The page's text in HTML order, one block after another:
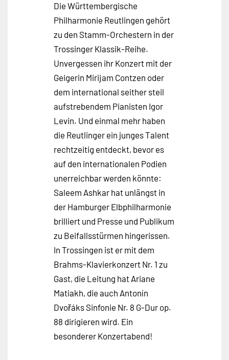
Die Württembergische
Philharmonie Reutlingen gehört
zu den Stamm-Orchestern in der
Trossinger Klassik-Reihe.
Unvergessen ihr Konzert mit der
Geigerin Mirijam Contzen oder
dem international seither steil
aufstrebendem Pianisten Igor
Levin. Und einmal mehr haben
die Reutlinger ein junges Talent
rechtzeitig entdeckt, bevor es
auf den internationalen Podien
unerreichbar werden könnte:
Saleem Ashkar hat unlängst in
der Hamburger Elbphilharmonie
brilliert und Presse und Publikum
zu Beifallsstürmen hingerissen.
In Trossingen ist er mit dem
Brahms-Klavierkonzert Nr. 1 zu
Gast, die Leitung hat Ariane
Matiakh, die auch Antonín
Dvořáks Sinfonie Nr. 8 G-Dur op.
88 dirigieren wird. Ein
besonderer Konzertabend!